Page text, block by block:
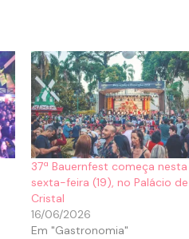
37ª Bauernfest começa nesta
sexta-feira (19), no Palácio de
Cristal
16/06/2026
Em "Gastronomia"